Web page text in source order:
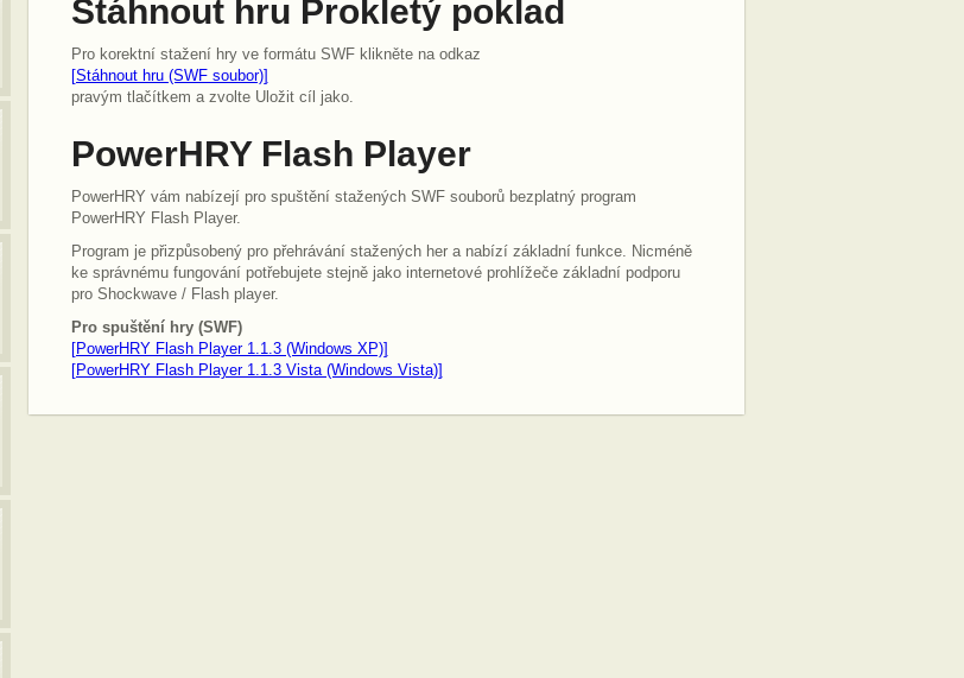
Stáhnout hru Prokletý poklad
Pro korektní stažení hry ve formátu SWF klikněte na odkaz
[Stáhnout hru (SWF soubor)]
pravým tlačítkem a zvolte Uložit cíl jako.
PowerHRY Flash Player
PowerHRY vám nabízejí pro spuštění stažených SWF souborů bezplatný program
PowerHRY Flash Player.
Program je přizpůsobený pro přehrávání stažených her a nabízí základní funkce. Nicméně
ke správnému fungování potřebujete stejně jako internetové prohlížeče základní podporu
pro Shockwave / Flash player.
Pro spuštění hry (SWF)
[PowerHRY Flash Player 1.1.3 (Windows XP)]
[PowerHRY Flash Player 1.1.3 Vista (Windows Vista)]